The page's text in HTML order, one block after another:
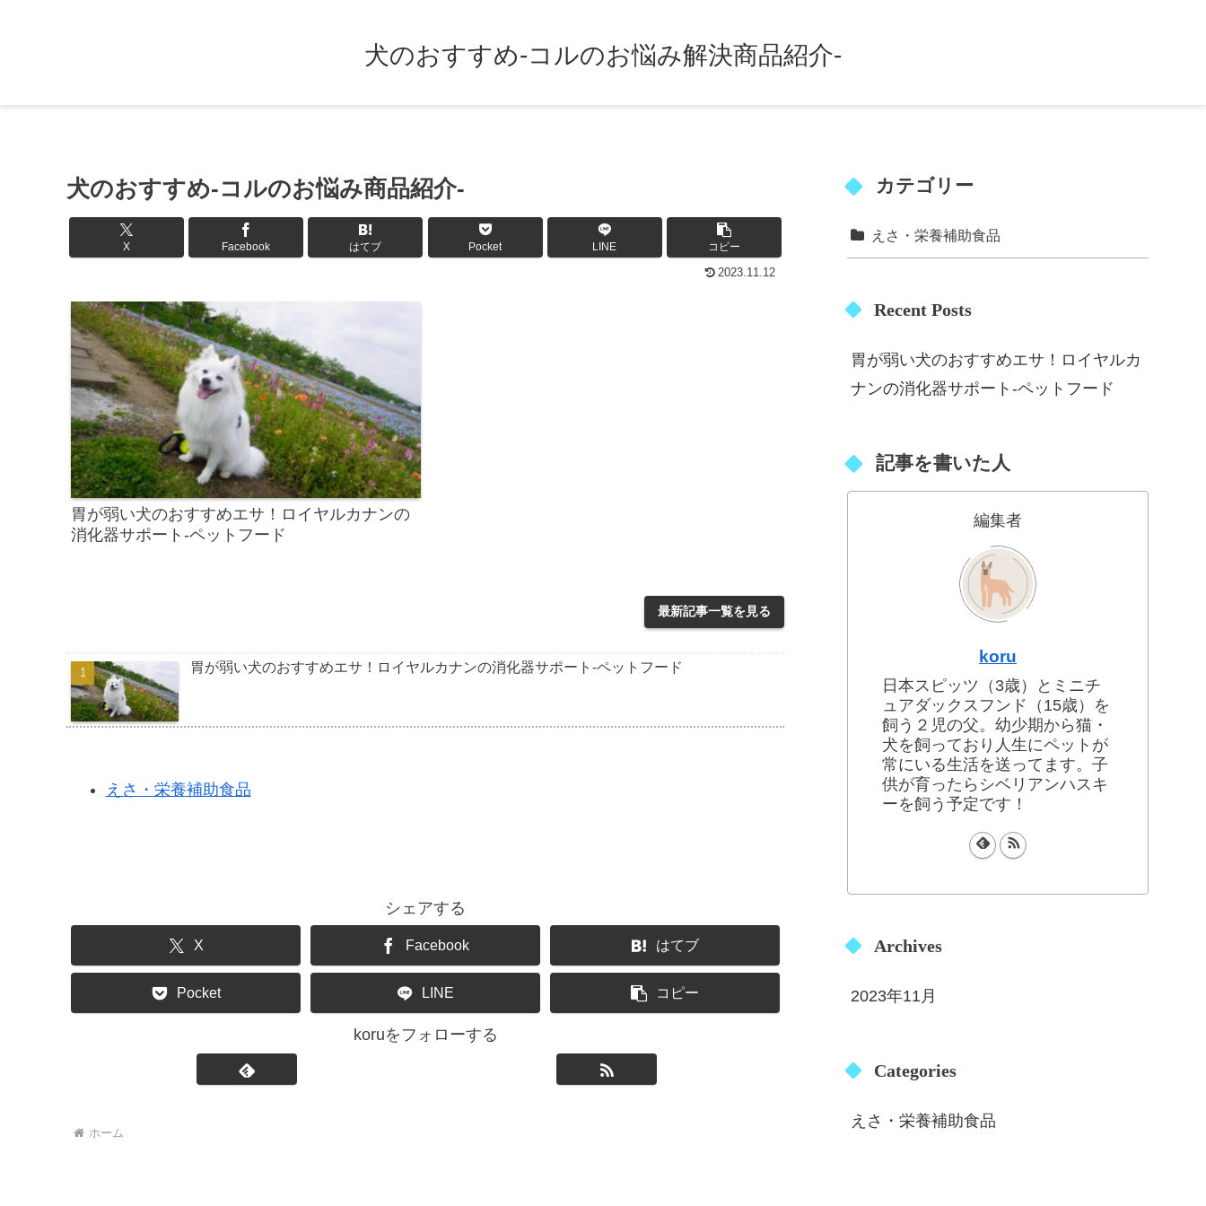
犬のおすすめ-コルのお悩み解決商品紹介-
犬のおすすめ-コルのお悩み商品紹介-
X Facebook はてブ Pocket LINE コピー
2023.11.12
胃が弱い犬のおすすめエサ！ロイヤルカナンの
消化器サポート-ペットフード
最新記事一覧を見る
胃が弱い犬のおすすめエサ！ロイヤルカナンの消化器サポート-ペットフード
えさ・栄養補助食品
シェアする
X Facebook はてブ
Pocket LINE コピー
koruをフォローする
ホーム
カテゴリー
えさ・栄養補助食品
Recent Posts
胃が弱い犬のおすすめエサ！ロイヤルカ
ナンの消化器サポート-ペットフード
記事を書いた人
編集者
koru
日本スピッツ（3歳）とミニチ
ュアダックスフンド（15歳）を
飼う２児の父。幼少期から猫・
犬を飼っており人生にペットが
常にいる生活を送ってます。子
供が育ったらシベリアンハスキ
ーを飼う予定です！
Archives
2023年11月
Categories
えさ・栄養補助食品